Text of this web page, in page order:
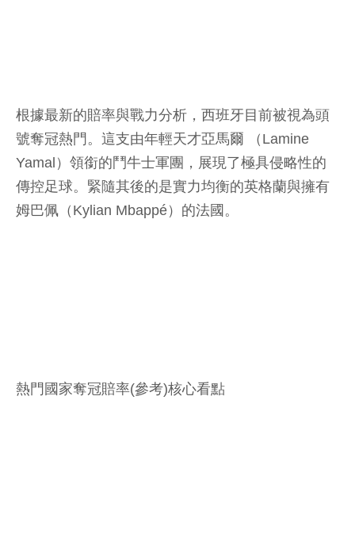
根據最新的賠率與戰力分析，西班牙目前被視為頭
號奪冠熱門。這支由年輕天才亞馬爾 （Lamine
Yamal）領銜的鬥牛士軍團，展現了極具侵略性的
傳控足球。緊隨其後的是實力均衡的英格蘭與擁有
姆巴佩（Kylian Mbappé）的法國。
熱門國家奪冠賠率(參考)核心看點